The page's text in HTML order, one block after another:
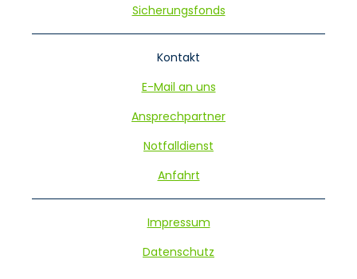
Sicherungsfonds
Kontakt
E-Mail an uns
Ansprechpartner
Notfalldienst
Anfahrt
Impressum
Datenschutz